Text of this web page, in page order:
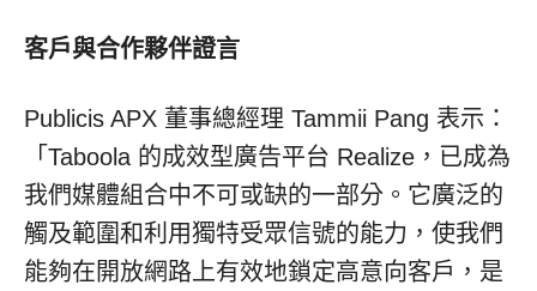
客戶與合作夥伴證言
Publicis APX 董事總經理 Tammii Pang 表示：
「Taboola 的成效型廣告平台 Realize，已成為
我們媒體組合中不可或缺的一部分。它廣泛的
觸及範圍和利用獨特受眾信號的能力，使我們
能夠在開放網路上有效地鎖定高意向客戶，是